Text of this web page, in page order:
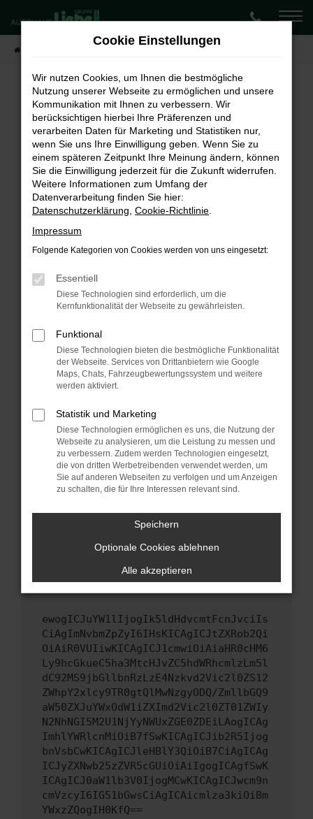
Zum
Hauptinhalt
springen
Lagerwagen-Angebote
Fehler: Network Error
Beim Laden ist ein Fehler aufgetreten.
Hier sind ein paar Tipps, die dir helfen können:
Überprüfe deine Firewall und deine
Internetverbindung.
Laden andere Webseiten, zum Beispiel deine
Suchmaschine?
Prüfe deine Browsererweiterungen.
können das Laden bestimmter Seiten
verhindern. Funktioniert die Seite in einem
anderen Browser oder in einem privaten
Starte dein Gerät neu.
Das kann manchmal helfen, vorübergehende
Probleme zu beheben.
Betriebssystem auf dem neuesten Stand
sind.
Veraltete Software birgt nicht nur ein
Sicherheitsrisiko, sondern kann auch dazu
führen, dass bestimmte Funktionen nicht mehr
unterstützt werden.
Wenn du alle oben genannten Schritte versucht
versuchen, das Problem zu beheben. Du kannst
uns diesen Text schicken, um uns bei der
Fehlersuche zu unterstützen:
ewogICJuYW1lIjogIk5ldHdvcmtFcnJvciIs
CiAgImNvbmZpZyI6IHsKICAgICJtZXRob2Qi
OiAiR0VUIiwKICAgICJ1cmwiOiAiaHR0cHM6
Ly9hcGkueC5ha3MtcHJvZC5hdWRhcmlzLm5l
dC92MS9jbGllbnRzLzE4Nzkvd2Vic2l0ZS12
ZWhpY2xlcy9TR0gtQlMwNzgyODQ/ZmllbGQ9
aW50ZXJuYWxOdW1iZXImd2Vic2l0ZT01ZWIy
N2NhNGI5M2U1NjYyNWUxZGE0ZDEiLAogICAg
ImhlYWRlcnMiOiB7fSwKICAgICJib2R5Ijog
bnVsbCwKICAgICJleHBlY3QiOiB7CiAgICAg
ICJyZXNwb25zZVR5cGUiOiAiIgogICAgfSwK
ICAgICJ0aW1lb3V0IjogMCwKICAgICJwcm9n
cmVzcyI6IG51bGwsCiAgICAicmlza3kiOiBm
YWxzZQogIH0KfQ==
Cookie Einstellungen
Wir nutzen Cookies, um Ihnen die bestmögliche
Nutzung unserer Webseite zu ermöglichen und unsere
Kommunikation mit Ihnen zu verbessern. Wir
berücksichtigen hierbei Ihre Präferenzen und
verarbeiten Daten für Marketing und Statistiken nur,
wenn Sie uns Ihre Einwilligung geben. Wenn Sie zu
einem späteren Zeitpunkt Ihre Meinung ändern, können
Sie die Einwilligung jederzeit für die Zukunft widerrufen.
Weitere Informationen zum Umfang der
Datenverarbeitung finden Sie hier:
Datenschutzerklärung Cookie-Richtlinie
Impressum
Folgende Kategorien von Cookies werden von uns eingesetzt:
Essentiell
Diese Technologien sind erforderlich, um die
Kernfunktionalität der Webseite zu gewährleisten.
Funktional
Diese Technologien bieten die bestmögliche Funktionalität
der Webseite. Services von Drittanbietern wie Google
Maps, Chats, Fahrzeugbewertungssystem und weitere
werden aktiviert.
Statistik und Marketing
Diese Technologien ermöglichen es uns, die Nutzung der
Webseite zu analysieren, um die Leistung zu messen und
zu verbessern. Zudem werden Technologien eingesetzt,
die von dritten Werbetreibenden verwendet werden, um
Sie auf anderen Webseiten zu verfolgen und um Anzeigen
zu schalten, die für Ihre Interessen relevant sind.
Speichern
Optionale Cookies ablehnen
Alle akzeptieren